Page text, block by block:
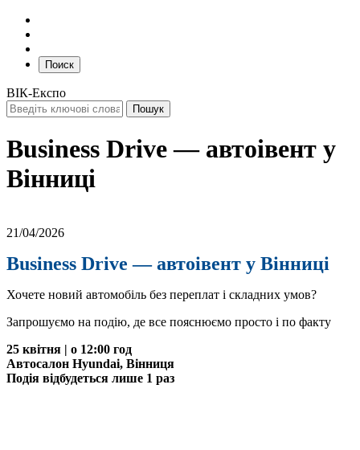
Поиск
ВІК-Експо
Business Drive — автоівент у
Вінниці
21/04/2026
Business Drive — автоівент у Вінниці
Хочете новий автомобіль без переплат і складних умов?
Запрошуємо на подію, де все пояснюємо просто і по факту
25 квітня | о 12:00 год
Автосалон Hyundai, Вінниця
Подія відбудеться лише 1 раз